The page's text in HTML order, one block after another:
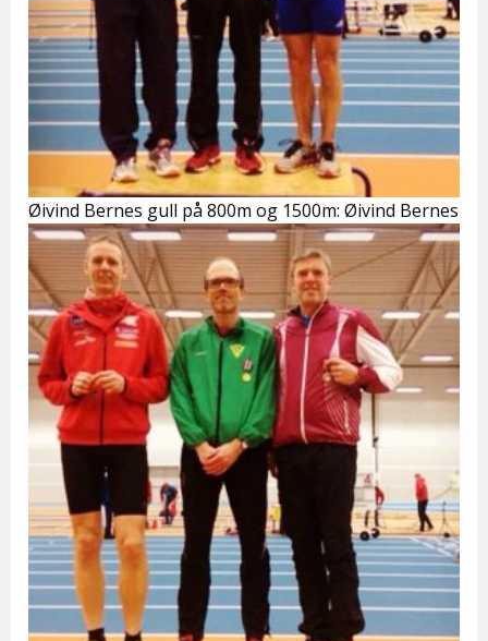
Øivind Bernes gull på 800m og 1500m: Øivind Bernes